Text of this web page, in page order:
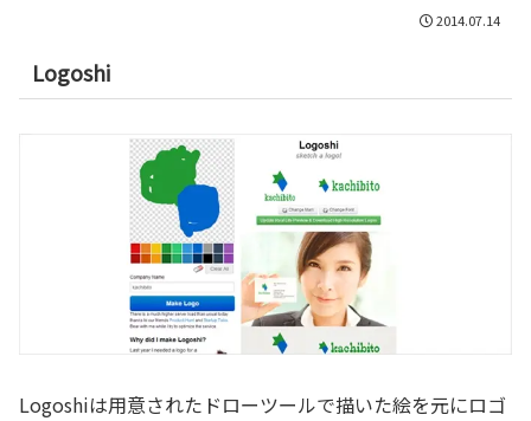
2014.07.14
Logoshi
Logoshiは用意されたドローツールで描いた絵を元にロゴ